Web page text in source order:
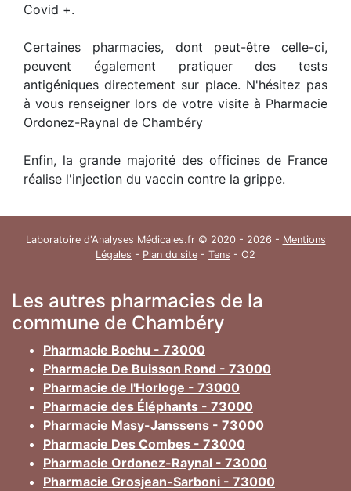
Covid +.
Certaines pharmacies, dont peut-être celle-ci,
peuvent également pratiquer des tests
antigéniques directement sur place. N'hésitez pas
à vous renseigner lors de votre visite à Pharmacie
Ordonez-Raynal de Chambéry
Enfin, la grande majorité des officines de France
réalise l'injection du vaccin contre la grippe.
Laboratoire d'Analyses Médicales.fr © 2020 - 2026 - Mentions
Légales - Plan du site - Tens - O2
Les autres pharmacies de la
commune de Chambéry
Pharmacie Bochu - 73000
Pharmacie De Buisson Rond - 73000
Pharmacie de l'Horloge - 73000
Pharmacie des Éléphants - 73000
Pharmacie Masy-Janssens - 73000
Pharmacie Des Combes - 73000
Pharmacie Ordonez-Raynal - 73000
Pharmacie Grosjean-Sarboni - 73000